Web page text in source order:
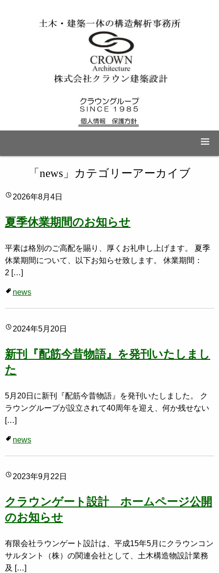
「 news 」カテゴリーアーカイブ
2026年8月4日
夏季休業期間のお知らせ
平素は格別のご高配を賜り、厚くお礼申し上げます。 夏季
休業期間について、以下お知らせ致します。 休業期間：
2 […]
news
2024年5月20日
新刊『配筋今昔物語』を発刊いたしまし
た
5月20日に新刊『配筋今昔物語』を発刊いたしました。 ク
ラウングループが設立されて40周年を迎え、何か残せない
[…]
news
2023年9月22日
クラウンゲート設計 ホームページ公開
のお知らせ
有限会社ラウンゲート設計は、平成15年5月にクラウンコン
サルタント（株）の関連会社として、土木構造物設計業務
及 […]